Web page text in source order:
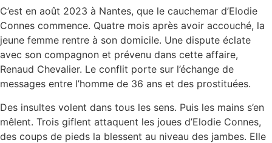
C’est en août 2023 à Nantes, que le cauchemar d’Elodie
Connes commence. Quatre mois après avoir accouché, la
jeune femme rentre à son domicile. Une dispute éclate
avec son compagnon et prévenu dans cette affaire,
Renaud Chevalier. Le conflit porte sur l’échange de
messages entre l’homme de 36 ans et des prostituées.
Des insultes volent dans tous les sens. Puis les mains s’en
mêlent. Trois giflent attaquent les joues d’Elodie Connes,
des coups de pieds la blessent au niveau des jambes. Elle